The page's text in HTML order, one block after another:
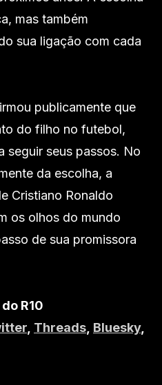
mas também
sua ligação com cada
publicamente que
do filho no futebol,
seguir seus passos. No
da escolha, a
Cristiano Ronaldo
os olhos do mundo
de sua promissora
R10
Threads Bluesky,